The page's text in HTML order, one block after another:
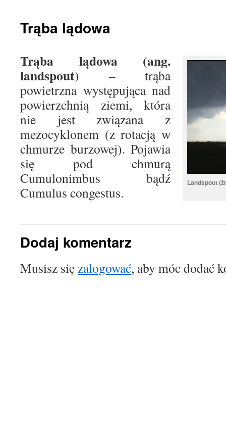
Trąba lądowa
Landspout
Trąba lądowa (ang.
landspout) – trąba
powietrzna występująca nad
powierzchnią ziemi, która
nie jest związana z
mezocyklonem (z rotacją w
chmurze burzowej). Pojawia
się pod chmurą
Cumulonimbus bądź
Cumulus congestus.
Dodaj komentarz
Musisz sięzalogować, aby móc dodać